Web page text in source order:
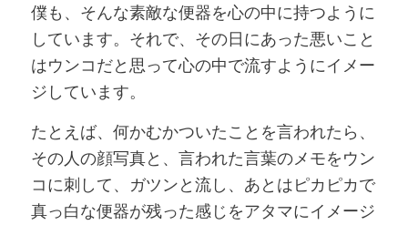
僕も、そんな素敵な便器を心の中に持つように
しています。それで、その日にあった悪いこと
はウンコだと思って心の中で流すようにイメー
ジしています。
たとえば、何かむかついたことを言われたら、
その人の顔写真と、言われた言葉のメモをウン
コに刺して、ガツンと流し、あとはピカピカで
真っ白な便器が残った感じをアタマにイメージ